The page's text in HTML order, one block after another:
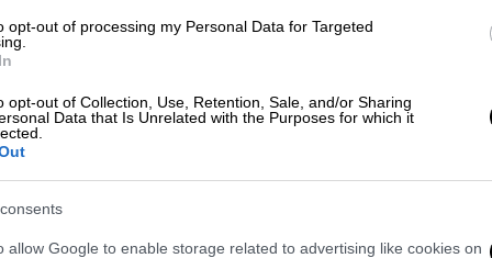
opt-out of processing my Personal Data for Targeted
opt-out of Collection, Use, Retention, Sale, and/or Sharing
Data that Is Unrelated with the Purposes for which it
allow Google to enable storage related to advertising like cookies on
του νόμου, εκτίμησης
στοιχείων που διενήργησε ο
κρίσης". 'Αλλωστε, όπως κρίθηκε
του Δικαστικού Συμβουλίου του
και ποινικός έλεγχος των
τους κρίση καθεαυτή, δηλαδή για την
αφορά τα νομικά ζητήματα που
σχημάτισαν από την εκτίμηση των